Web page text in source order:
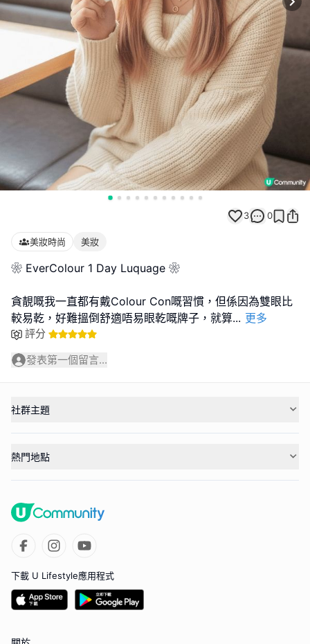
3 0
美妝時尚 美妝
❀ EverColour 1 Day Luquage ❀
貪靚嘅我一直都有戴Colour Con嘅習慣，但係因為雙眼比
較易乾，好難搵倒舒適唔易眼乾嘅牌子，就算... 更多
評分
發表第一個留言...
社群主題
熱門地點
下載 U Lifestyle應用程式